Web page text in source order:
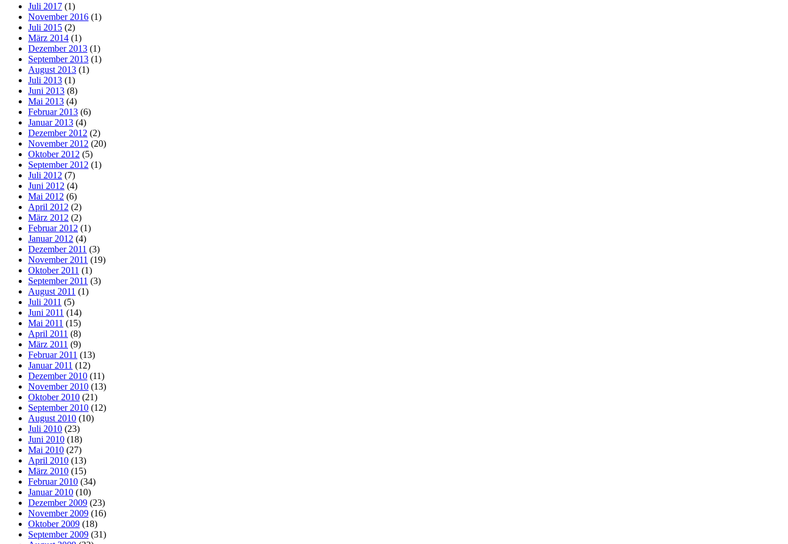
Juli 2017 (1)
November 2016 (1)
Juli 2015 (2)
März 2014 (1)
Dezember 2013 (1)
September 2013 (1)
August 2013 (1)
Juli 2013 (1)
Juni 2013 (8)
Mai 2013 (4)
Februar 2013 (6)
Januar 2013 (4)
Dezember 2012 (2)
November 2012 (20)
Oktober 2012 (5)
September 2012 (1)
Juli 2012 (7)
Juni 2012 (4)
Mai 2012 (6)
April 2012 (2)
März 2012 (2)
Februar 2012 (1)
Januar 2012 (4)
Dezember 2011 (3)
November 2011 (19)
Oktober 2011 (1)
September 2011 (3)
August 2011 (1)
Juli 2011 (5)
Juni 2011 (14)
Mai 2011 (15)
April 2011 (8)
März 2011 (9)
Februar 2011 (13)
Januar 2011 (12)
Dezember 2010 (11)
November 2010 (13)
Oktober 2010 (21)
September 2010 (12)
August 2010 (10)
Juli 2010 (23)
Juni 2010 (18)
Mai 2010 (27)
April 2010 (13)
März 2010 (15)
Februar 2010 (34)
Januar 2010 (10)
Dezember 2009 (23)
November 2009 (16)
Oktober 2009 (18)
September 2009 (31)